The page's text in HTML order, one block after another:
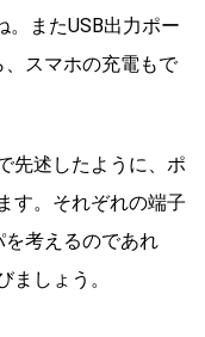
。またUSB出力ポー
、スマホの充電もで
先述したように、ポ
す。それぞれの端子
考えるのであれ
ましょう。